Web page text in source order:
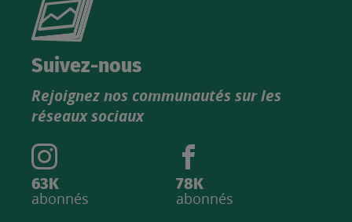
catalogue
IGN
Suivez-nous
Rejoignez nos communautés sur les
réseaux sociaux
63K
abonnés
78K
abonnés